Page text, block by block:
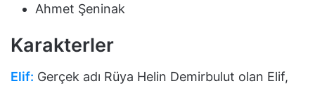
Ahmet Şeninak
Karakterler
Elif: Gerçek adı Rüya Helin Demirbulut olan Elif,